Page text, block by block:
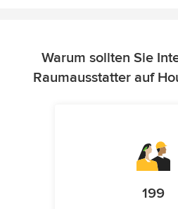
Warum sollten Sie
Raumausstatter auf
199